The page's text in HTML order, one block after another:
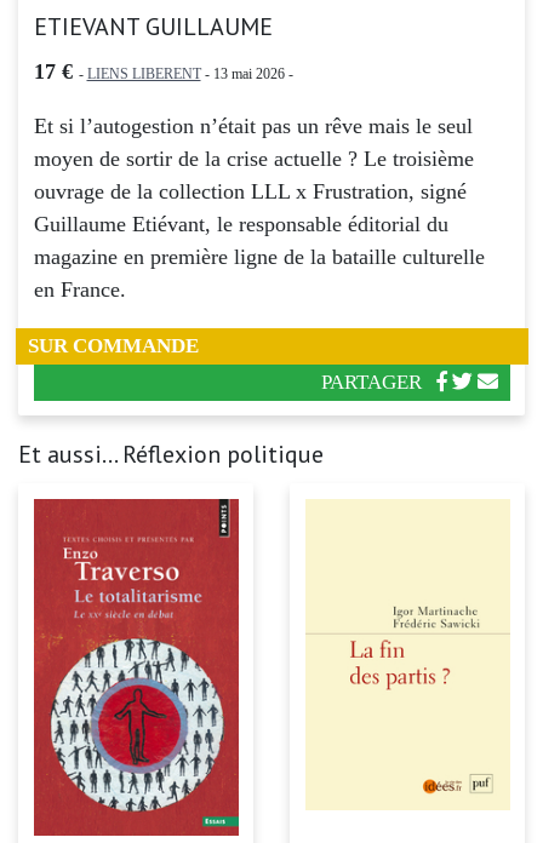
ETIEVANT GUILLAUME
17 € - LIENS LIBERENT- 13 mai 2026 -
Et si l’autogestion n’était pas un rêve mais le seul
moyen de sortir de la crise actuelle ? Le troisième
ouvrage de la collection LLL x Frustration, signé
Guillaume Etiévant, le responsable éditorial du
magazine en première ligne de la bataille culturelle
en France.
SUR COMMANDE
PARTAGER
Et aussi... Réflexion politique